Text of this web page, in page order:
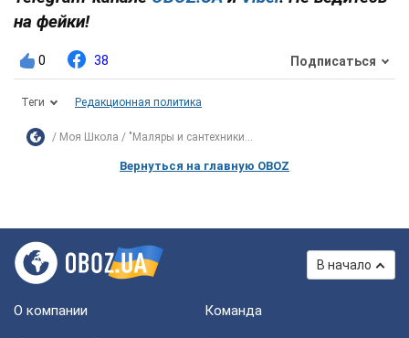
на фейки!
0 38 Подписаться
Теги Редакционная политика
Моя Школа "Маляры и сантехники...
Вернуться на главную OBOZ
В начало
О компании Команда